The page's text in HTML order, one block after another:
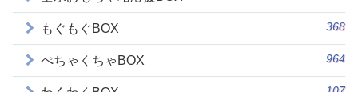
もぐもぐBOX 368
ぺちゃくちゃBOX 964